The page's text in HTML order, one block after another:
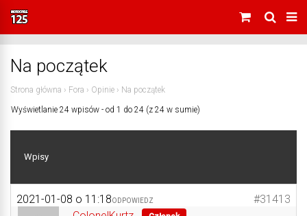
Na początek
Strona główna › Fora › Opinie › Na początek
Wyświetlanie 24 wpisów - od 1 do 24 (z 24 w sumie)
Wpisy
2021-01-08 o 11:18 #31413
ODPOWIEDZ